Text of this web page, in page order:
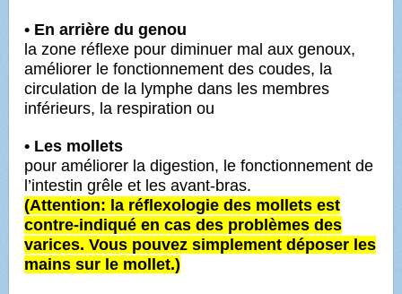
• En arrière du genou
la zone réflexe pour diminuer mal aux genoux,
améliorer le fonctionnement des coudes, la
circulation de la lymphe dans les membres
inférieurs, la respiration ou
• Les mollets
pour améliorer la digestion, le fonctionnement de
l’intestin grêle et les avant-bras.
(Attention: la réflexologie des mollets est
contre-indiqué en cas des problèmes des
varices. Vous pouvez simplement déposer les
mains sur le mollet.)